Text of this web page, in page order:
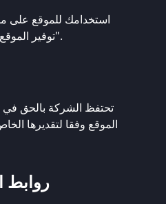
استخدامك للموقع على
توفير الموقع "كما هو" و "كما هو متاح".
تحتفظ الشركة بالحق في
الموقع وفقا لتقديرها
6.